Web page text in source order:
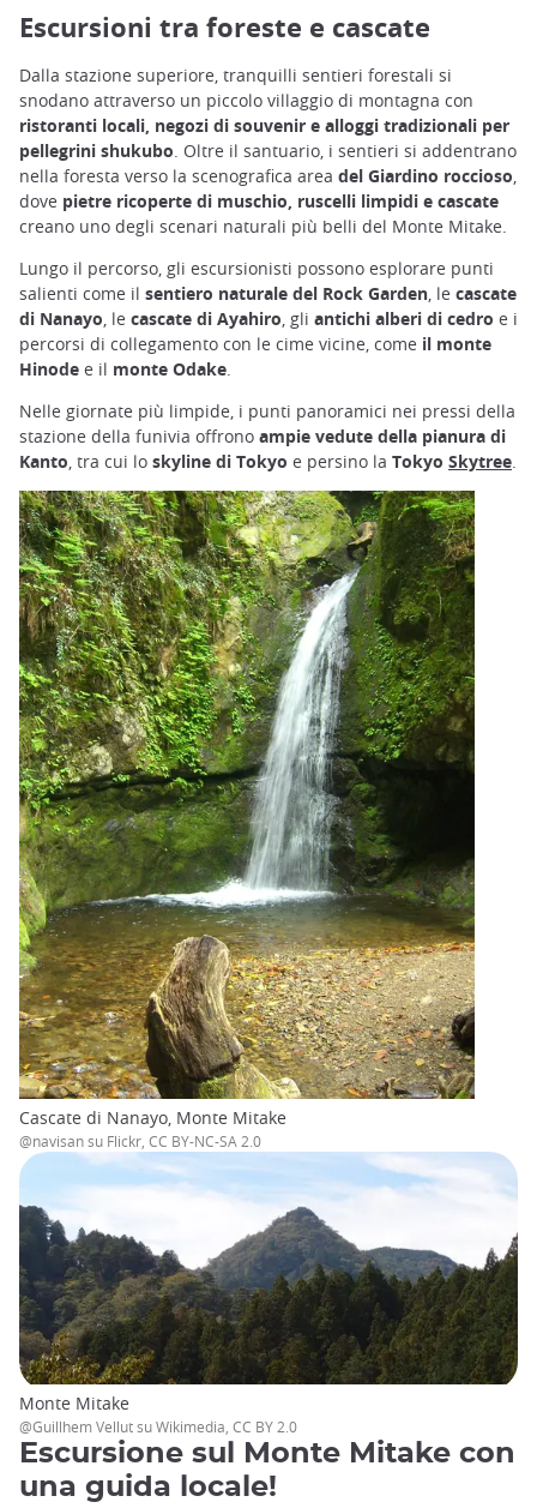
Escursioni tra foreste e cascate
Dalla stazione superiore, tranquilli sentieri forestali si
snodano attraverso un piccolo villaggio di montagna con
ristoranti locali, negozi di souvenir e alloggi tradizionali per
pellegrini shukubo . Oltre il santuario, i sentieri si addentrano
nella foresta verso la scenografica area del Giardino roccioso
dove pietre ricoperte di muschio, ruscelli limpidi e cascate
creano uno degli scenari naturali più belli del Monte Mitake.
Lungo il percorso, gli escursionisti possono esplorare punti
salienti come il sentiero naturale del Rock Garden , le cascate
di Nanayo , le cascate di Ayahiro , gli antichi alberi di cedro e i
percorsi di collegamento con le cime vicine, come il monte
Hinode e il monte Odake
Nelle giornate più limpide, i punti panoramici nei pressi della
stazione della funivia offrono ampie vedute della pianura di
Kanto, tra cui lo skyline di Tokyo e persino la Tokyo Skytree.
Cascate di Nanayo, Monte Mitake
@navisan su Flickr, CC BY-NC-SA 2.0
Escursione sul Monte Mitake con
una guida locale!
Monte Mitake
@Guillhem Vellut su Wikimedia, CC BY 2.0